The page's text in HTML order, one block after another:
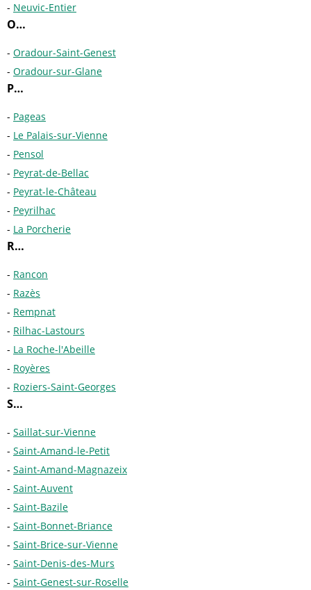
Neuvic-Entier
O…
Oradour-Saint-Genest
Oradour-sur-Glane
P…
Pageas
Le Palais-sur-Vienne
Pensol
Peyrat-de-Bellac
Peyrat-le-Château
Peyrilhac
La Porcherie
R…
Rancon
Razès
Rempnat
Rilhac-Lastours
La Roche-l'Abeille
Royères
Roziers-Saint-Georges
S…
Saillat-sur-Vienne
Saint-Amand-le-Petit
Saint-Amand-Magnazeix
Saint-Auvent
Saint-Bazile
Saint-Bonnet-Briance
Saint-Brice-sur-Vienne
Saint-Denis-des-Murs
Saint-Genest-sur-Roselle